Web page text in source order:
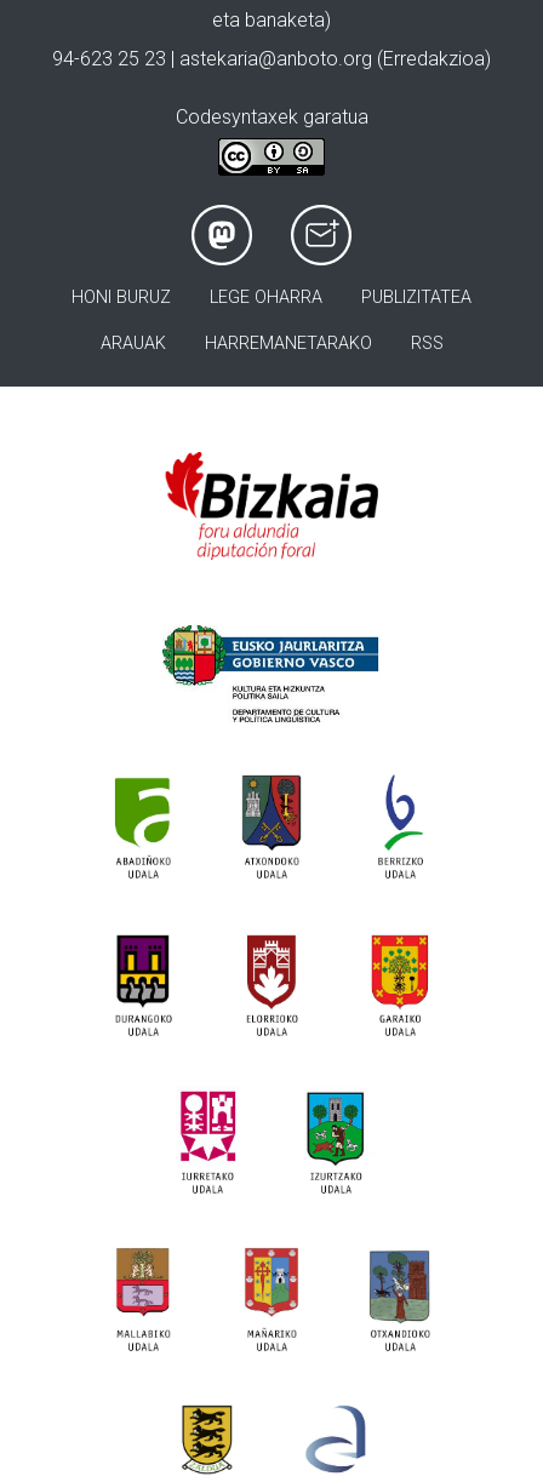
eta banaketa)
94-623 25 23 | astekaria@anboto.org (Erredakzioa)
Codesyntaxek garatua
HONI BURUZ LEGE OHARRA PUBLIZITATEA
ARAUAK HARREMANETARAKO RSS